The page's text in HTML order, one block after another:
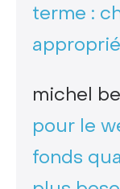
terme :
michel
pour le
fonds